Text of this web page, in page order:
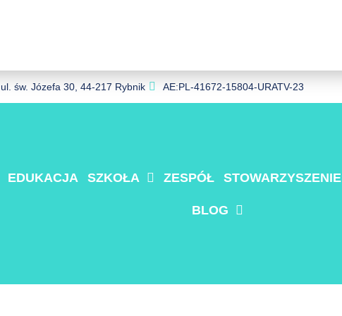
ul. św. Józefa 30, 44-217 Rybnik AE:PL-41672-15804-URATV-23
EDUKACJA SZKOŁA ZESPÓŁ STOWARZYSZENIE
BLOG